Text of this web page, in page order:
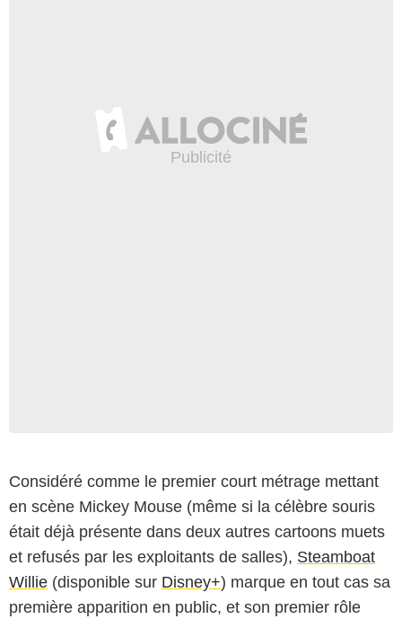
Considéré comme le premier court métrage mettant
en scène Mickey Mouse (même si la célèbre souris
était déjà présente dans deux autres cartoons muets
et refusés par les exploitants de salles), Steamboat
Willie (disponible sur Disney+) marque en tout cas sa
première apparition en public, et son premier rôle